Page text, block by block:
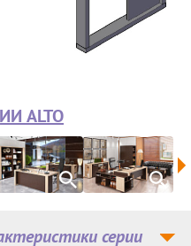
ALTO
серии